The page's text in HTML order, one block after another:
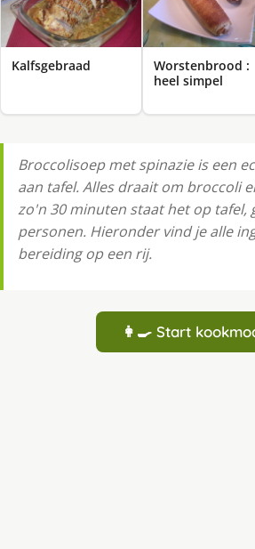
Kalfsgebraad
Worstenbrood :
heel simpel
Broccolisoep met spinazie is een
aan tafel. Alles draait om broccoli
zo'n 30 minuten staat het op tafel,
personen. Hieronder vind je alle
bereiding op een rij.
👩‍🍳 Start